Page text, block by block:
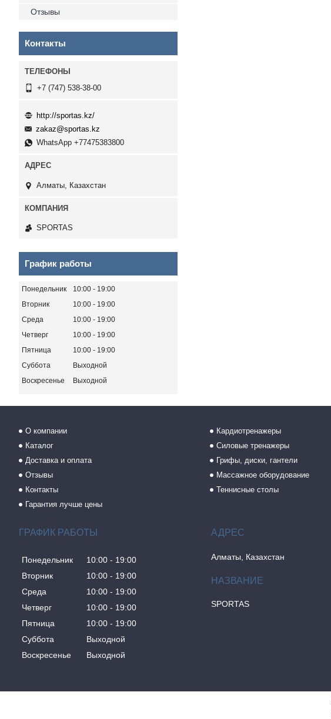
Отзывы
Контакты
+7 (747) 538-38-00
http://sportas.kz/
zakaz@sportas.kz
WhatsApp +77475383800
Алматы, Казахстан
SPORTAS
График работы
Понедельник 10:00
19:00
Вторник
10:00
19:00
Среда
10:00
19:00
Четверг
10:00
19:00
Пятница
10:00
19:00
Суббота
Выходной
Воскресенье
Выходной
О компании
Каталог
Доставка и оплата
Отзывы
Контакты
Гарантия лучше цены
Кардиотренажеры
Силовые тренажеры
Грифы, диски, гантели
Массажное оборудование
Теннисные столы
ГРАФИК РАБОТЫ
Понедельник 10:00
19:00
Вторник
10:00
19:00
Среда
10:00
19:00
Четверг
10:00
19:00
Пятница
10:00
19:00
Суббота
Выходной
Воскресенье
Выходной
Алматы, Казахстан
SPORTAS